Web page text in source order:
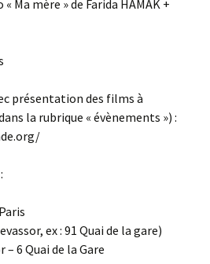
Ma mère » de Farida HAMAK +
présentation des films à
la rubrique « évènements ») :
ex : 91 Quai de la gare)
6 Quai de la Gare